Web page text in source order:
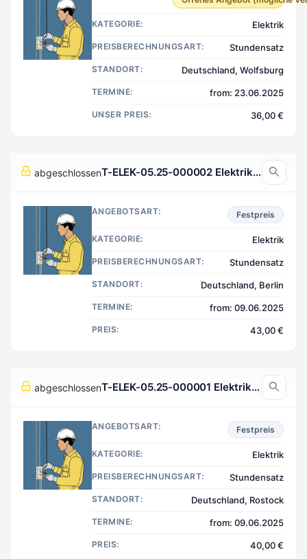
KATEGORIE: Elektrik
PREISBERECHNUNGSART: Stundensatz
STANDORT: Deutschland, Wolfsburg
TERMINE: from: 23.06.2025
UNSER PREIS: 36,00 €
abgeschlossen T-ELEK-05.25-000002 Elektrik, Berlin Deutschland
ANGEBOTSART: Festpreis
KATEGORIE: Elektrik
PREISBERECHNUNGSART: Stundensatz
STANDORT: Deutschland, Berlin
TERMINE: from: 09.06.2025
PREIS: 43,00 €
abgeschlossen T-ELEK-05.25-000001 Elektrik, Rostock Deutschland
ANGEBOTSART: Festpreis
KATEGORIE: Elektrik
PREISBERECHNUNGSART: Stundensatz
STANDORT: Deutschland, Rostock
TERMINE: from: 09.06.2025
PREIS: 40,00 €